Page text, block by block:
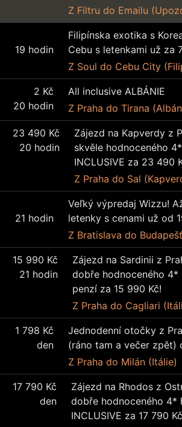
Z Filtru do Emailu
19 hodin
Filipínska exotika s
Cebu s letenkami už za
Z Soul do Cebu City
2 Kč
20 hodin
All inclusive ALBÁNIE
Z Praha do Tirana
23 490 Kč
20 hodin
Zájezd na Kapverdy z
skvěle hodnoceného
INCLUSIVE za 23 490
Z Praha do Sal
21 hodin
Veľký výpredaj Wizzu!
letenky s cenami už od
Z Bratislava do
15 990 Kč
21 hodin
Zájezd na Sardinii z
dobře hodnoceného 4*
penzí za 15 990 Kč!
Z Praha do Cagliari
1 798 Kč
den
Jednodenní otočky z
(ráno tam a večer zpět)
Z Praha do Milán (Itálie)
17 790 Kč
den
Zájezd na Rhodos z
dobře hodnoceného 4*
INCLUSIVE za 17 790